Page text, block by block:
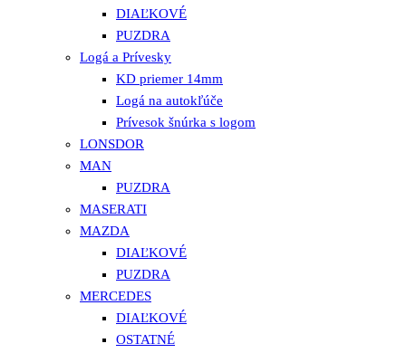
DIAĽKOVÉ
PUZDRA
Logá a Prívesky
KD priemer 14mm
Logá na autokľúče
Prívesok šnúrka s logom
LONSDOR
MAN
PUZDRA
MASERATI
MAZDA
DIAĽKOVÉ
PUZDRA
MERCEDES
DIAĽKOVÉ
OSTATNÉ